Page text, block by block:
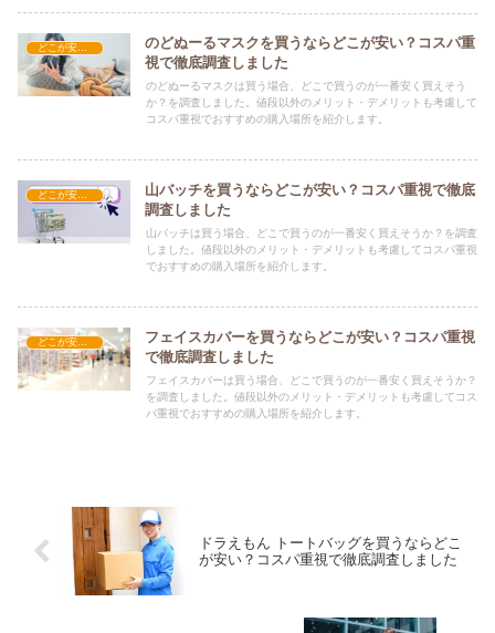
どこが安い？-雑貨
のどぬーるマスクを買うならどこが安い？コスパ重
視で徹底調査しました
のどぬーるマスクは買う場合、どこで買うのが一番安く買えそう
か？を調査しました。値段以外のメリット・デメリットも考慮して
コスパ重視でおすすめの購入場所を紹介します。
どこが安い？-雑貨
山バッチを買うならどこが安い？コスパ重視で徹底
調査しました
山バッチは買う場合、どこで買うのが一番安く買えそうか？を調査
しました。値段以外のメリット・デメリットも考慮してコスパ重視
でおすすめの購入場所を紹介します。
どこが安い？-雑貨
フェイスカバーを買うならどこが安い？コスパ重視
で徹底調査しました
フェイスカバーは買う場合、どこで買うのが一番安く買えそうか？
を調査しました。値段以外のメリット・デメリットも考慮してコス
パ重視でおすすめの購入場所を紹介します。
ドラえもん トートバッグを買うならどこ
が安い？コスパ重視で徹底調査しました